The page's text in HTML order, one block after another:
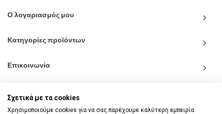
Ο λογαριασμός μου
Κατηγορίες προϊόντων
Επικοινωνία
Σχετικά με τα cookies
Χρησιμοποιούμε cookies για να σας παρέχουμε καλύτερη εμπειρία